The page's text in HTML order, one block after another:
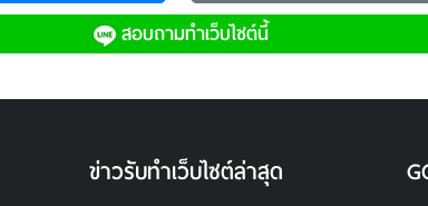
สอบถามทําเว็บไซต์นี้
ข่าวรับทําเว็บไซต์ล่าสุด